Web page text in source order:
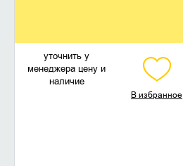
уточнить у
менеджера цену и
наличие
В избранное